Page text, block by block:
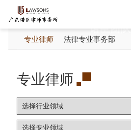
诺臣团队
专业律师 法律专业事务部
专业律师